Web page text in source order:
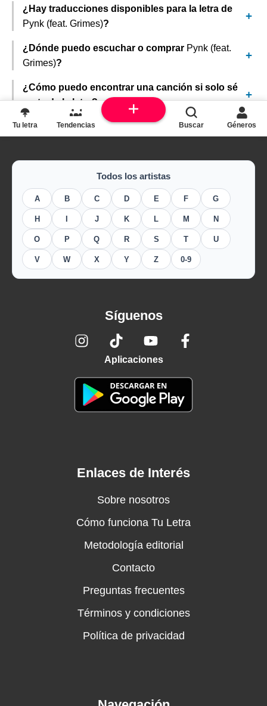
¿Hay traducciones disponibles para la letra de
Pynk (feat. Grimes)?
¿Dónde puedo escuchar o comprar Pynk (feat.
Grimes)?
¿Cómo puedo encontrar una canción si solo sé
parte de la letra?
Todos los artistas
A B C D E F G
H J K L M N
O P Q R S T U
V W X Y Z 0-9
Síguenos
Aplicaciones
Enlaces de Interés
Sobre nosotros
Cómo funciona Tu Letra
Metodología editorial
Contacto
Preguntas frecuentes
Términos y condiciones
Política de privacidad
Tu letra Tendencias Buscar Géneros